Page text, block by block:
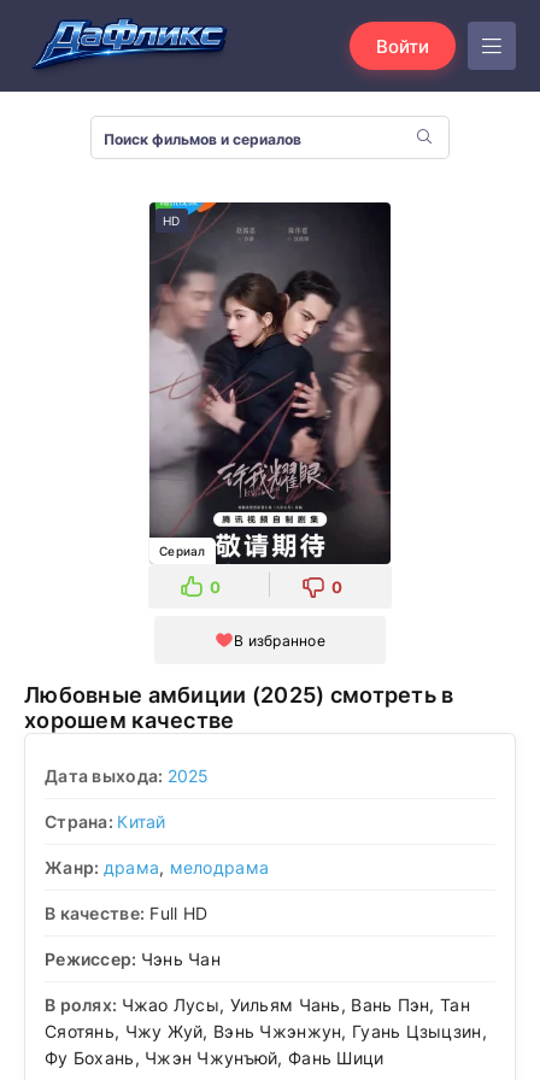
Войти
HD
Сериал
0 0
В избранное
Любовные амбиции (2025) смотреть в
хорошем качестве
Дата выхода: 2025
Страна: Китай
Жанр: драма, мелодрама
В качестве: Full HD
Режиссер: Чэнь Чан
В ролях: Чжао Лусы, Уильям Чань, Вань Пэн, Тан
Сяотянь, Чжу Жуй, Вэнь Чжэнжун, Гуань Цзыцзин,
Фу Бохань, Чжэн Чжунъюй, Фань Шици